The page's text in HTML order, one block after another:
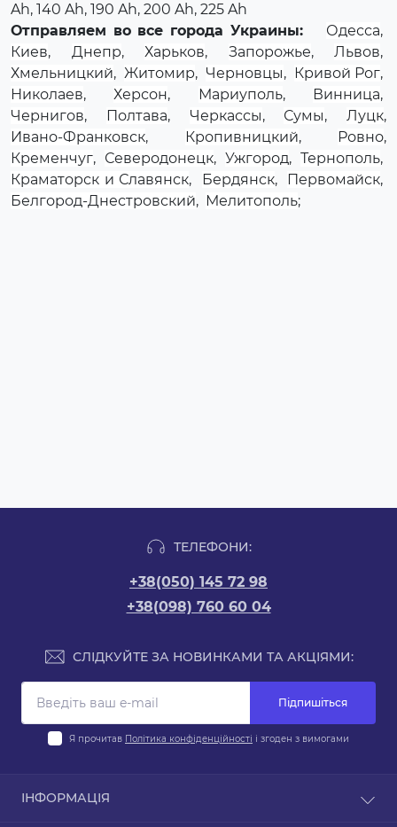
Ah, 140 Ah, 190 Ah, 200 Ah, 225 Ah
Отправляем во все города Украины:
Одесса,
Киев, Днепр, Харьков, Запорожье, Львов,
Хмельницкий, Житомир, Черновцы, Кривой Рог,
Николаев,Херсон, Мариуполь, Винница,
Чернигов, Полтава, Черкассы, Сумы, Луцк,
Ивано-Франковск, Кропивницкий, Ровно,
Кременчуг, Северодонецк, Ужгород, Тернополь,
Краматорск и Славянск, Бердянск, Первомайск,
Белгород-Днестровский, Мелитополь;
ТЕЛЕФОНИ:
+38(050) 145 72 98
+38(098) 760 60 04
СЛІДКУЙТЕ ЗА НОВИНКАМИ ТА АКЦІЯМИ:
Підпишіться
Я прочитав Політика конфіденційності і згоден з вимогами
ІНФОРМАЦІЯ